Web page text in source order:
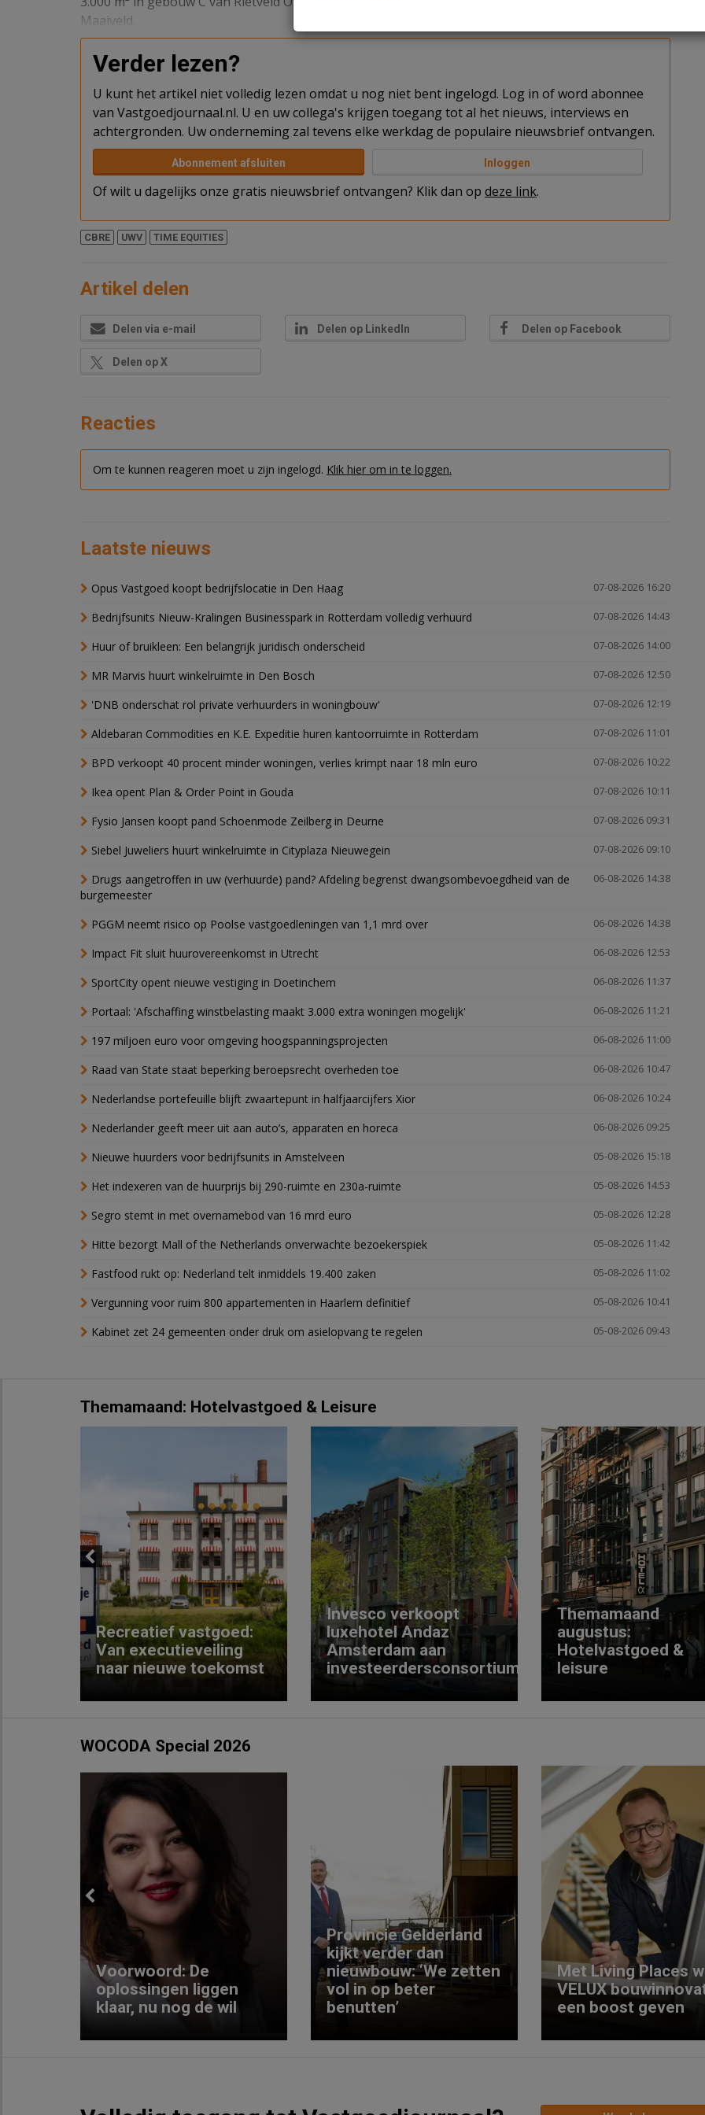
Maaiveld.
Verder lezen?
U kunt het artikel niet volledig lezen omdat u nog niet bent ingelogd. Log in of word abonnee
van Vastgoedjournaal.nl. U en uw collega's krijgen toegang tot al het nieuws, interviews en
achtergronden. Uw onderneming zal tevens elke werkdag de populaire nieuwsbrief ontvangen.
Abonnement afsluiten Inloggen
Of wilt u dagelijks onze gratis nieuwsbrief ontvangen? Klik dan op deze link.
CBRE UWV TIME EQUITIES
Artikel delen
Delen via e-mail Delen op LinkedIn Delen op Facebook
Delen op X
Reacties
Om te kunnen reageren moet u zijn ingelogd. Klik hier om in te loggen.
Laatste nieuws
07-08-2026 16:20
Opus Vastgoed koopt bedrijfslocatie in Den Haag
07-08-2026 14:43
Bedrijfsunits Nieuw-Kralingen Businesspark in Rotterdam volledig verhuurd
07-08-2026 14:00
Huur of bruikleen: Een belangrijk juridisch onderscheid
07-08-2026 12:50
MR Marvis huurt winkelruimte in Den Bosch
07-08-2026 12:19
'DNB onderschat rol private verhuurders in woningbouw'
07-08-2026 11:01
Aldebaran Commodities en K.E. Expeditie huren kantoorruimte in Rotterdam
07-08-2026 10:22
BPD verkoopt 40 procent minder woningen, verlies krimpt naar 18 mln euro
07-08-2026 10:11
Ikea opent Plan & Order Point in Gouda
07-08-2026 09:31
Fysio Jansen koopt pand Schoenmode Zeilberg in Deurne
07-08-2026 09:10
Siebel Juweliers huurt winkelruimte in Cityplaza Nieuwegein
06-08-2026 14:38
Drugs aangetroffen in uw (verhuurde) pand? Afdeling begrenst dwangsombevoegdheid van de
burgemeester
06-08-2026 14:38
PGGM neemt risico op Poolse vastgoedleningen van 1,1 mrd over
06-08-2026 12:53
Impact Fit sluit huurovereenkomst in Utrecht
06-08-2026 11:37
SportCity opent nieuwe vestiging in Doetinchem
06-08-2026 11:21
Portaal: 'Afschaffing winstbelasting maakt 3.000 extra woningen mogelijk'
06-08-2026 11:00
197 miljoen euro voor omgeving hoogspanningsprojecten
06-08-2026 10:47
Raad van State staat beperking beroepsrecht overheden toe
06-08-2026 10:24
Nederlandse portefeuille blijft zwaartepunt in halfjaarcijfers Xior
06-08-2026 09:25
Nederlander geeft meer uit aan auto’s, apparaten en horeca
05-08-2026 15:18
Nieuwe huurders voor bedrijfsunits in Amstelveen
05-08-2026 14:53
Het indexeren van de huurprijs bij 290-ruimte en 230a-ruimte
05-08-2026 12:28
Segro stemt in met overnamebod van 16 mrd euro
05-08-2026 11:42
Hitte bezorgt Mall of the Netherlands onverwachte bezoekerspiek
05-08-2026 11:02
Fastfood rukt op: Nederland telt inmiddels 19.400 zaken
05-08-2026 10:41
Vergunning voor ruim 800 appartementen in Haarlem definitief
05-08-2026 09:43
Kabinet zet 24 gemeenten onder druk om asielopvang te regelen
Themamaand: Hotelvastgoed & Leisure
Previous
Recreatief vastgoed:
Van executieveiling
naar nieuwe toekomst
Invesco verkoopt
luxehotel Andaz
Amsterdam aan
investeerdersconsortium
Themamaand
augustus:
Hotelvastgoed &
leisure
WOCODA Special 2026
Previous
Voorwoord: De
oplossingen liggen
klaar, nu nog de wil
Provincie Gelderland
kijkt verder dan
nieuwbouw: ‘We zetten
vol in op beter
benutten’
Met Living Places
VELUX
een boost geven